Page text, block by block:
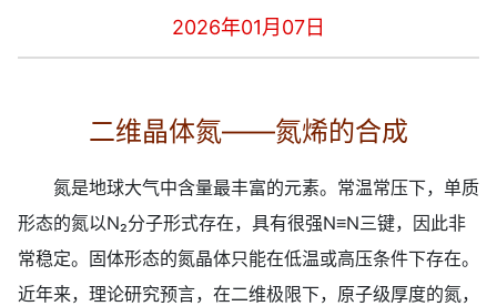
2026年01月07日
二维晶体氮——氮烯的合成
氮是地球大气中含量最丰富的元素。常温常压下，单质
形态的氮以N₂分子形式存在，具有很强N≡N三键，因此非
常稳定。固体形态的氮晶体只能在低温或高压条件下存在。
近年来，理论研究预言，在二维极限下，原子级厚度的氮，